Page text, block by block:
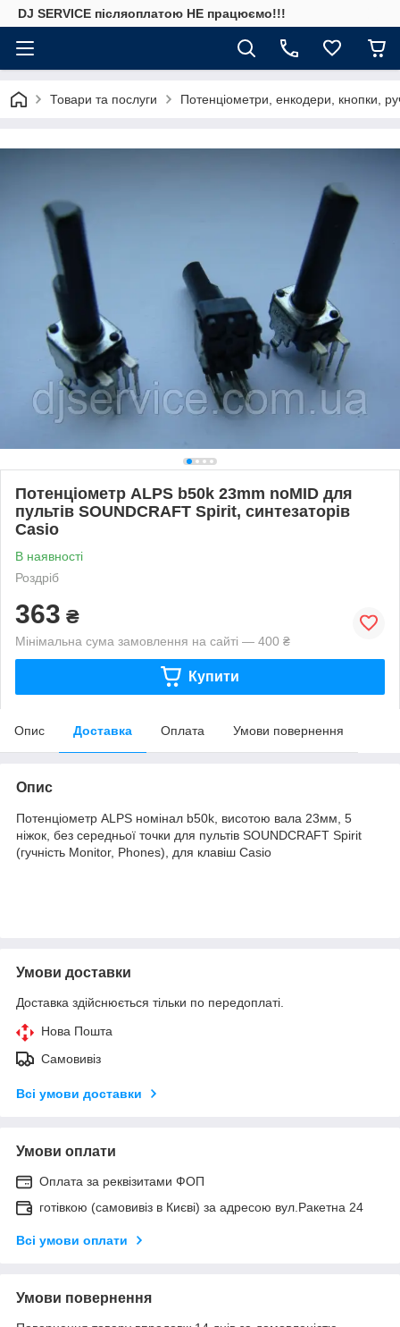
DJ SERVICE пiсляоплатою НЕ працюємо!!!
Товари та послуги Потенціометри, енкодери, кнопки,
Потенціометр ALPS b50k 23mm noMID для
пультів SOUNDCRAFT Spirit, синтезаторів
Casio
В наявності
Роздріб
363 ₴
Мінімальна сума замовлення на сайті — 400 ₴
Купити
Опис Доставка Оплата Умови повернення
Опис
Потенціометр ALPS номінал b50k, висотою вала 23мм, 5
ніжок, без середньої точки для пультів SOUNDCRAFT Spirit
(гучність Monitor, Phones), для клавіш Casio
Умови доставки
Доставка здійснюється тільки по передоплаті.
Нова Пошта
Самовивіз
Всі умови доставки
Умови оплати
Оплата за реквізитами ФОП
готівкою (самовивіз в Києві) за адресою вул.Ракетна 24
Всі умови оплати
Умови повернення